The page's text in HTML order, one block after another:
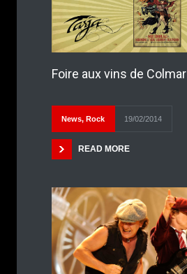
Foire aux vins de Colmar
News, Rock 19/02/2014
READ MORE